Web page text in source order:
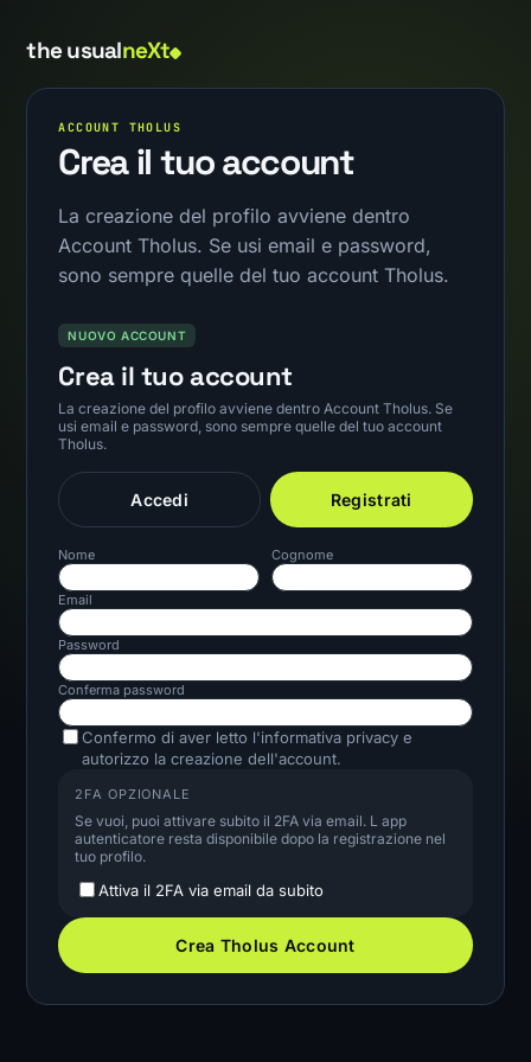
the usualneXt
ACCOUNT THOLUS
Crea il tuo account
La creazione del profilo avviene dentro
Account Tholus. Se usi email e password,
sono sempre quelle del tuo account Tholus.
NUOVO ACCOUNT
Crea il tuo account
La creazione del profilo avviene dentro Account Tholus. Se
usi email e password, sono sempre quelle del tuo account
Tholus.
Accedi Registrati
Nome Cognome
Email
Password
Conferma password
Confermo di aver letto l'informativa privacy e
autorizzo la creazione dell'account.
2FA OPZIONALE
Se vuoi, puoi attivare subito il 2FA via email. L app
autenticatore resta disponibile dopo la registrazione nel
tuo profilo.
Attiva il 2FA via email da subito
Crea Tholus Account